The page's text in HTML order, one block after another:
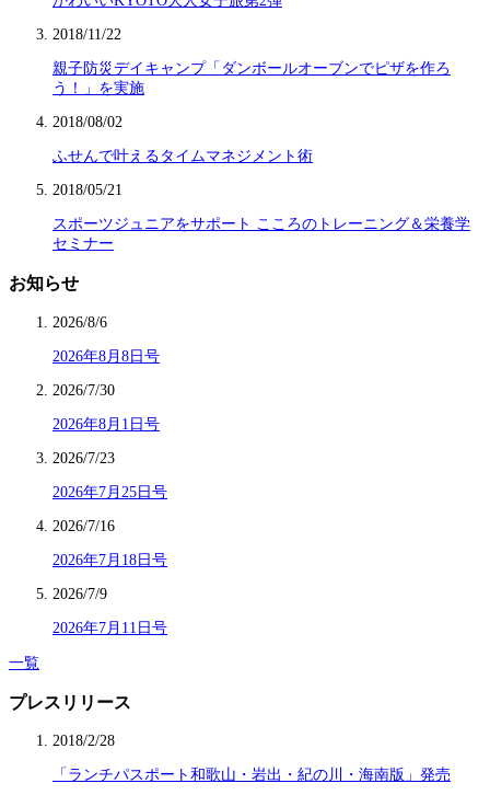
2018/11/22
親子防災デイキャンプ「ダンボールオーブンでピザを作ろ
う！」を実施
2018/08/02
ふせんで叶えるタイムマネジメント術
2018/05/21
スポーツジュニアをサポート こころのトレーニング＆栄養学
セミナー
お知らせ
2026/8/6
2026年8月8日号
2026/7/30
2026年8月1日号
2026/7/23
2026年7月25日号
2026/7/16
2026年7月18日号
2026/7/9
2026年7月11日号
一覧
プレスリリース
2018/2/28
「ランチパスポート和歌山・岩出・紀の川・海南版」発売